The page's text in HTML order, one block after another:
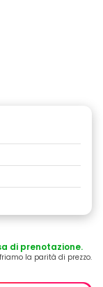
di prenotazione.
la parità di prezzo.